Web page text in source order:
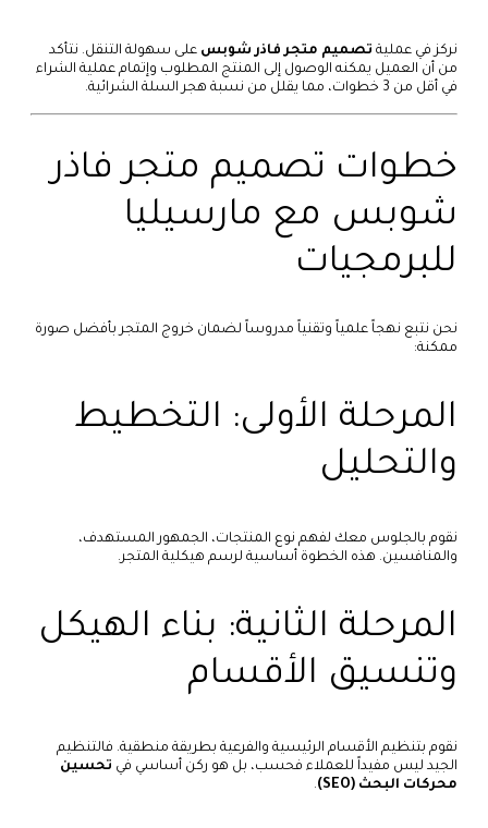
نركز في عملية تصميم متجر فاذر شوبس على سهولة التنقل. نتأكد
من أن العميل يمكنه الوصول إلى المنتج المطلوب وإتمام عملية الشراء
في أقل من 3 خطوات، مما يقلل من نسبة هجر السلة الشرائية.
خطوات تصميم متجر فاذر
شوبس مع مارسيليا
للبرمجيات
نحن نتبع نهجاً علمياً وتقنياً مدروساً لضمان خروج المتجر بأفضل صورة
ممكنة:
المرحلة الأولى: التخطيط
والتحليل
نقوم بالجلوس معك لفهم نوع المنتجات، الجمهور المستهدف،
والمنافسين. هذه الخطوة أساسية لرسم هيكلية المتجر.
المرحلة الثانية: بناء الهيكل
وتنسيق الأقسام
نقوم بتنظيم الأقسام الرئيسية والفرعية بطريقة منطقية. فالتنظيم
الجيد ليس مفيداً للعملاء فحسب، بل هو ركن أساسي في تحسين
محركات البحث (SEO)
.